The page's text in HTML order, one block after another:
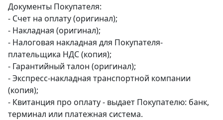
Документы Покупателя:
- Счет на оплату (оригинал);
- Накладная (оригинал);
- Налоговая накладная для Покупателя-
плательщика НДС (копия);
- Гарантийный талон (оригинал);
- Экспресс-накладная транспортной компании
(копия);
- Квитанция про оплату - выдает Покупателю: банк,
терминал или платежная система.